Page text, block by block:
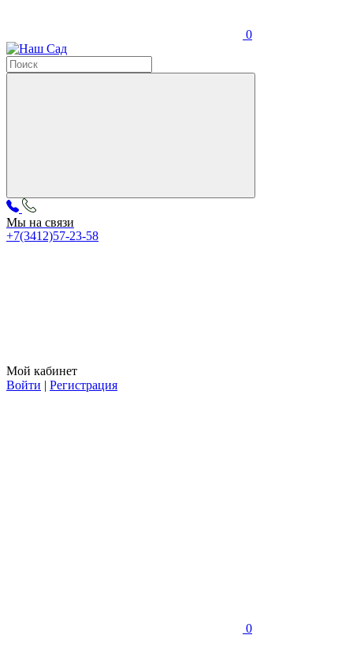
0
Мы на связи
+7(3412)57-23-58
Мой кабинет
Войти | Регистрация
0